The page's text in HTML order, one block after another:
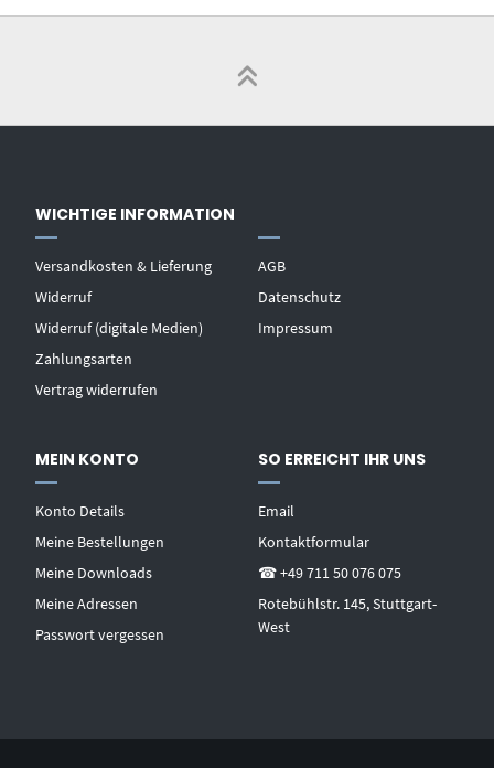
WICHTIGE INFORMATION
Versandkosten & Lieferung
Widerruf
Widerruf (digitale Medien)
Zahlungsarten
Vertrag widerrufen
AGB
Datenschutz
Impressum
MEIN KONTO
Konto Details
Meine Bestellungen
Meine Downloads
Meine Adressen
Passwort vergessen
SO ERREICHT IHR UNS
Email
Kontaktformular
☎ +49 711 50 076 075
Rotebühlstr. 145, Stuttgart-
West